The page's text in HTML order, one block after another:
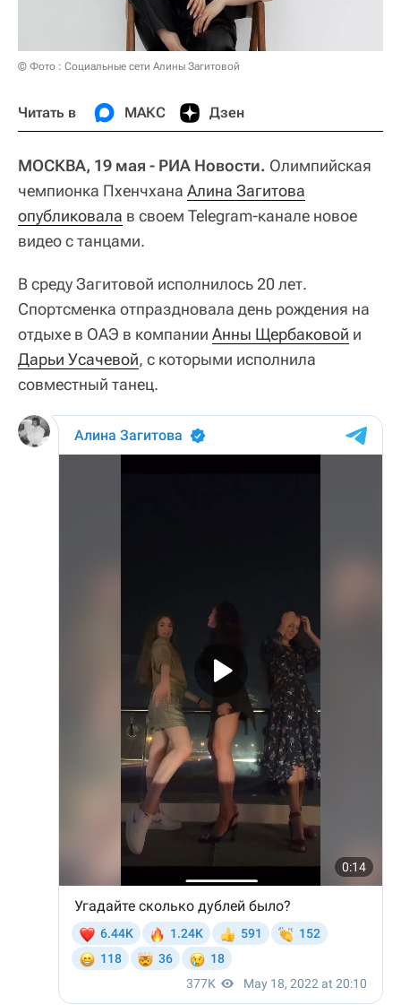
© Фото : Социальные сети Алины Загитовой
Читать в МАКС Дзен
МОСКВА, 19 мая - РИА Новости. Олимпийская
чемпионка Пхенчхана Алина Загитова
опубликовала в своем Telegram-канале новое
видео с танцами.
В среду Загитовой исполнилось 20 лет.
Спортсменка отпраздновала день рождения на
отдыхе в ОАЭ в компании Анны Щербаковой и
Дарьи Усачевой, с которыми исполнила
совместный танец.